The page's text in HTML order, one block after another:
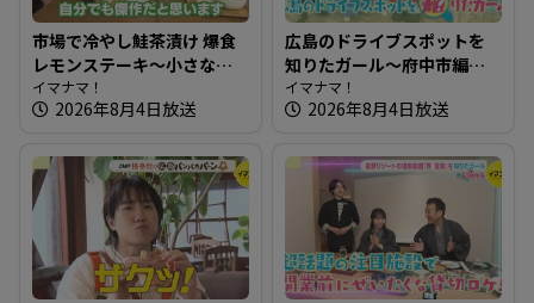
市場で冷やし鮭茶漬け 爆食
レモンステーキ～小さな食
堂ヒロ【たまにはそとラン
チ】
イマナマ！
2026年8月4日放送
広島のドライブスポットを
知りたガール～府中市編
【街ネタ！知りたガール】
イマナマ！
2026年8月4日放送